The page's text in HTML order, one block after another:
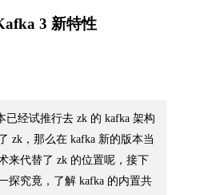
3 新特性
已经试推行去 zk 的 kafka 架构
zk，那么在 kafka 新的版本当
来代替了 zk 的位置呢，接下
探究竟，了解 kafka 的内置共